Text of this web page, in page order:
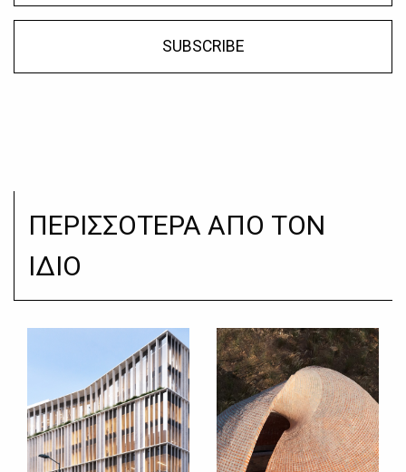
SUBSCRIBE
ΠΕΡΙΣΣΟΤΕΡΑ ΑΠΟ ΤΟΝ
ΙΔΙΟ